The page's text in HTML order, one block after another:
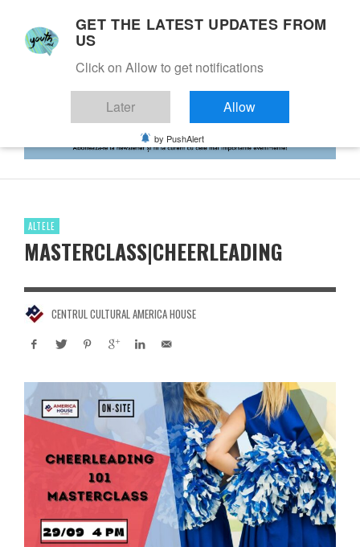
ALTELE
MASTERCLASS|CHEERLEADING
CENTRUL CULTURAL AMERICA HOUSE
GET THE LATEST UPDATES FROM
US
Click on Allow to get notifications
Later Allow
by PushAlert